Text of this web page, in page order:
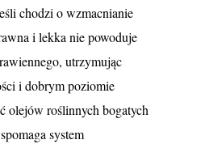
chodzi o wzmacnianie
i lekka nie powoduje
utrzymując
i dobrym poziomie
olejów roślinnych bogatych
system